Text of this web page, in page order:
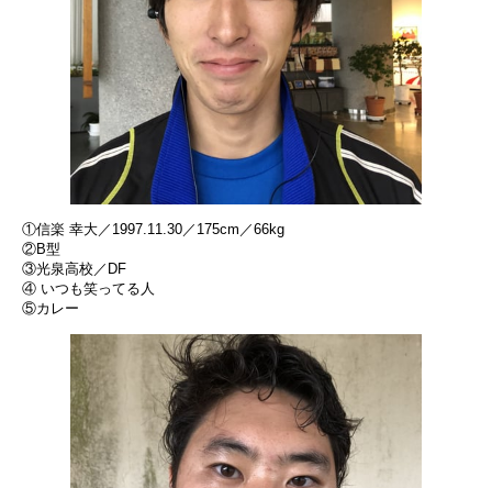
①信楽 幸大／1997.11.30／175cm／66kg
②B型
③光泉高校／DF
④ いつも笑ってる人
⑤カレー